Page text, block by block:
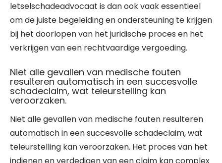
letselschadeadvocaat is dan ook vaak essentieel
om de juiste begeleiding en ondersteuning te krijgen
bij het doorlopen van het juridische proces en het
verkrijgen van een rechtvaardige vergoeding.
Niet alle gevallen van medische fouten
resulteren automatisch in een succesvolle
schadeclaim, wat teleurstelling kan
veroorzaken.
Niet alle gevallen van medische fouten resulteren
automatisch in een succesvolle schadeclaim, wat
teleurstelling kan veroorzaken. Het proces van het